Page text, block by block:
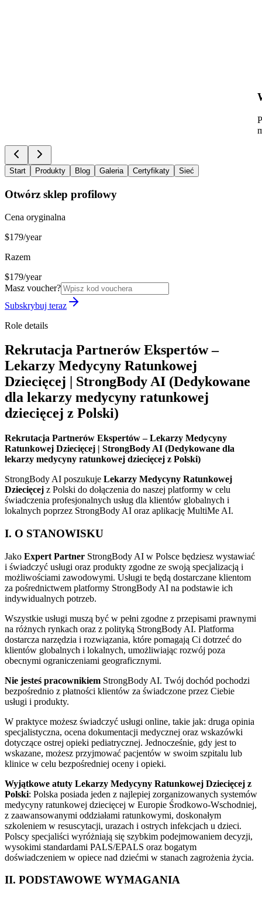
Start Produkty Blog Galeria Certyfikaty Sieć
Otwórz sklep profilowy
Cena oryginalna
$179/year
Razem
$179/year
Masz voucher?
Subskrybuj teraz
Role details
Rekrutacja Partnerów Ekspertów –
Lekarzy Medycyny Ratunkowej
Dziecięcej | StrongBody AI (Dedykowane
dla lekarzy medycyny ratunkowej
dziecięcej z Polski)
Rekrutacja Partnerów Ekspertów – Lekarzy Medycyny
Ratunkowej Dziecięcej | StrongBody AI (Dedykowane dla
lekarzy medycyny ratunkowej dziecięcej z Polski)
StrongBody AI poszukuje Lekarzy Medycyny Ratunkowej
Dziecięcej z Polski do dołączenia do naszej platformy w celu
świadczenia profesjonalnych usług dla klientów globalnych i
lokalnych poprzez StrongBody AI oraz aplikację MultiMe AI.
I. O STANOWISKU
Jako Expert Partner StrongBody AI w Polsce będziesz wystawiać
i świadczyć usługi oraz produkty zgodne ze swoją specjalizacją i
możliwościami zawodowymi. Usługi te będą dostarczane klientom
za pośrednictwem platformy StrongBody AI na podstawie ich
indywidualnych potrzeb.
Wszystkie usługi muszą być w pełni zgodne z przepisami prawnymi
na różnych rynkach oraz z polityką StrongBody AI. Platforma
dostarcza narzędzia i rozwiązania, które pomagają Ci dotrzeć do
klientów globalnych i lokalnych, umożliwiając rozwój poza
obecnymi ograniczeniami geograficznymi.
Nie jesteś pracownikiem StrongBody AI. Twój dochód pochodzi
bezpośrednio z płatności klientów za świadczone przez Ciebie
usługi i produkty.
W praktyce możesz świadczyć usługi online, takie jak: druga opinia
specjalistyczna, ocena dokumentacji medycznej oraz wskazówki
dotyczące ostrej opieki pediatrycznej. Jednocześnie, gdy jest to
wskazane, możesz przyjmować pacjentów w swoim szpitalu lub
klinice w celu bezpośredniej oceny i opieki.
Wyjątkowe atuty Lekarzy Medycyny Ratunkowej Dziecięcej z
Polski: Polska posiada jeden z najlepiej zorganizowanych systemów
medycyny ratunkowej dziecięcej w Europie Środkowo-Wschodniej,
z zaawansowanymi oddziałami ratunkowymi, doskonałym
szkoleniem w resuscytacji, urazach i ostrych infekcjach u dzieci.
Polscy specjaliści wyróżniają się szybkim podejmowaniem decyzji,
wysokimi standardami PALS/EPALS oraz bogatym
doświadczeniem w opiece nad dziećmi w stanach zagrożenia życia.
II. PODSTAWOWE WYMAGANIA